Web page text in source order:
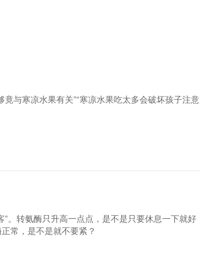
与寒凉水果有关”“寒凉水果吃太多会破坏孩子注意
”。转氨酶只升高一点点，是不是只要休息一下就好
常，是不是就不要紧？